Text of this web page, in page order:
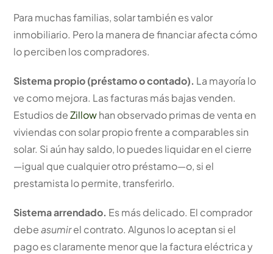
Para muchas familias, solar también es valor
inmobiliario. Pero la manera de financiar afecta cómo
lo perciben los compradores.
Sistema propio (préstamo o contado). La mayoría lo
ve como mejora. Las facturas más bajas venden.
Estudios deZillowhan observado primas de venta en
viviendas con solar propio frente a comparables sin
solar. Si aún hay saldo, lo puedes liquidar en el cierre
—igual que cualquier otro préstamo—o, si el
prestamista lo permite, transferirlo.
Sistema arrendado. Es más delicado. El comprador
debeasumirel contrato. Algunos lo aceptan si el
pago es claramente menor que la factura eléctrica y